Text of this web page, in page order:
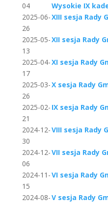
04
Wysokie IX
2025-06-
26
XIII sesja Rady
2025-05-
13
XII sesja Rady
2025-04-
17
XI sesja Rady
2025-03-
26
X sesja Rady
2025-02-
21
IX sesja Rady
2024-12-
30
VIII sesja Rady
2024-12-
06
VII sesja Rady
2024-11-
15
VI sesja Rady
2024-08-V sesja Rady